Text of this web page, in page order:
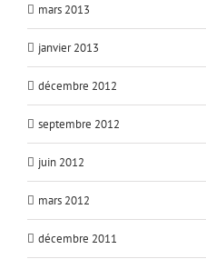
mars 2013
janvier 2013
décembre 2012
septembre 2012
juin 2012
mars 2012
décembre 2011